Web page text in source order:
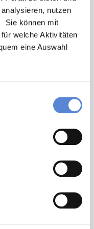
nutzen
Sie können mit
welche Aktivitäten
eine Auswahl
möchte über
zur Jobsuche
passende und
Im Übrigen
gelesen
gelesen